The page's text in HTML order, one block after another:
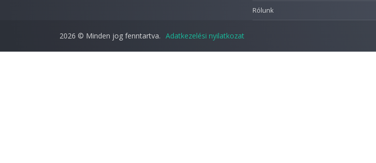
Rólunk
2026 © Minden jog fenntartva. Adatkezelési nyilatkozat